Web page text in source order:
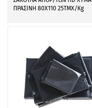
ΠΡΑΣΙΝΗ 80Χ110 25ΤΜΧ/Kg